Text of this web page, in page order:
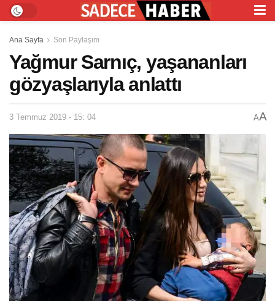
Ana Sayfa Son Paylaşım
Yağmur Sarnıç, yaşananları
gözyaşlarıyla anlattı
3 Temmuz 2019 - 15: 04 AA